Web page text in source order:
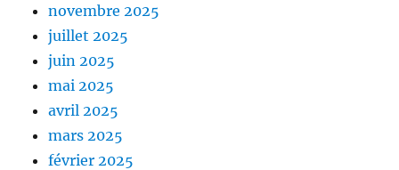
novembre 2025
juillet 2025
juin 2025
mai 2025
avril 2025
mars 2025
février 2025